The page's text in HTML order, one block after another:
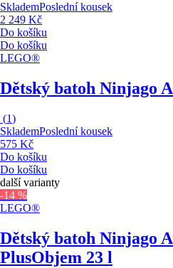
SklademPoslední kousek
2 249 Kč
Do košíku
Do košíku
LEGO®
Dětský batoh Ninjago
(1)
SklademPoslední kousek
575 Kč
Do košíku
Do košíku
další varianty
-14 %
LEGO®
Dětský batoh Ninjago
PlusObjem 23 l